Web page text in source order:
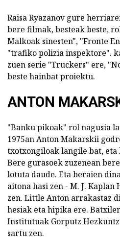
Raisa Ryazanov gure
bere filmak, besteak beste,
Malkoak sinesten", "Fronte
"trafiko polizia inspektore".
zuen serie "Truckers" ere,
beste hainbat proiektu.
ANTON
"Banku pikoak" rol nagusia
1975an Anton Makarskii
txotxongiloak langile bat, eta
Bere gurasoek zuzenean
lotuta daude. Eta beraien
aitona hasi zen - M. J.
zen. Little Anton arrakastaz
hesiak eta hipika ere.
Institutuak Gorputz
sartu zen.